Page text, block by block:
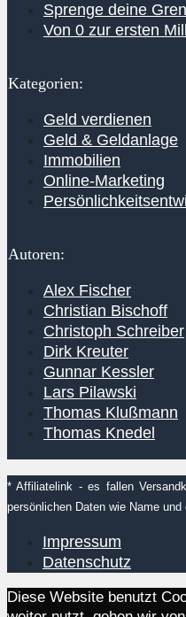
Sprenge deine
Von 0 zur ersten
Kategorien:
Geld verdienen
Geld & Geldanlage
Immobilien
Online-Marketing
Autoren:
Alex Fischer
Christian Bischoff
Christoph Schreiber
Dirk Kreuter
Gunnar Kessler
Lars Pilawski
Thomas Klußmann
Thomas Knedel
* Affiliatelink - es fallen
persönlichen Daten wie Name
Impressum
Datenschutz
Diese Website benutzt